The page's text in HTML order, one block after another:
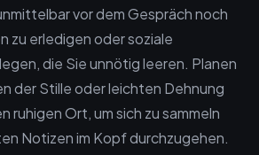
vor dem Gespräch noch
zu erledigen oder soziale
die Sie unnötig leeren. Planen
der Stille oder leichten Dehnung
ruhigen Ort, um sich zu sammeln
Notizen im Kopf durchzugehen.